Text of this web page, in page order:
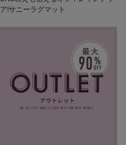
ア!サニーラグマット